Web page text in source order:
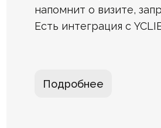
напомнит о визите,
Есть интеграция с
Подробнее